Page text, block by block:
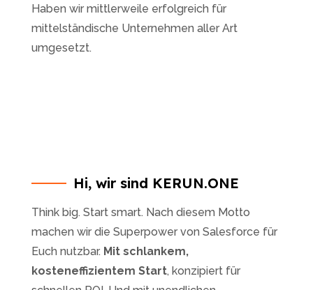
Haben wir mittlerweile erfolgreich für
mittelständische Unternehmen aller Art
umgesetzt.
Hi, wir sind KERUN.ONE
Think big. Start smart. Nach diesem Motto
machen wir die Superpower von Salesforce für
Euch nutzbar. Mit schlankem,
kosteneffizientem Start, konzipiert für